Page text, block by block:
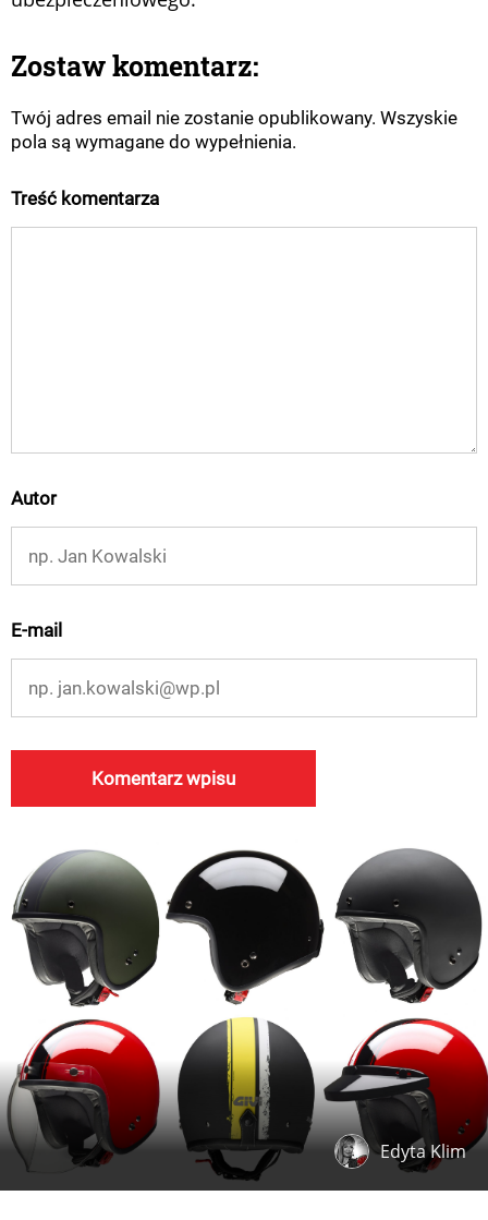
Zostaw komentarz:
Twój adres email nie zostanie opublikowany. Wszyskie
pola są wymagane do wypełnienia.
Treść komentarza
Autor
E-mail
Edyta Klim